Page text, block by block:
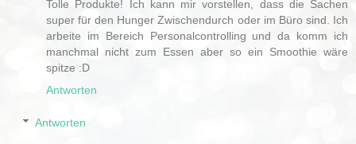
Tolle Produkte! Ich kann mir vorstellen, dass die Sachen
super für den Hunger Zwischendurch oder im Büro sind. Ich
arbeite im Bereich Personalcontrolling und da komm ich
manchmal nicht zum Essen aber so ein Smoothie wäre
spitze :D
Antworten
Antworten